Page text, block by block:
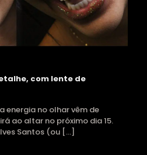
com lente de
energia no olhar vêm de
ao altar no próximo dia 15.
Santos (ou […]